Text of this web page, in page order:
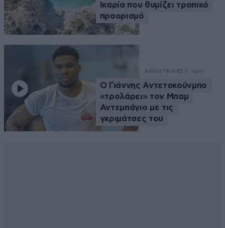
Ικαρία που θυμίζει τροπικό
προορισμό
ΑΘΛΗΤΙΚΑ45 λ. πριν
Ο Γιάννης Αντετοκούνμπο
«τρολάρει» τον Μπαμ
Αντεμπάγιο με τις
γκριμάτσες του